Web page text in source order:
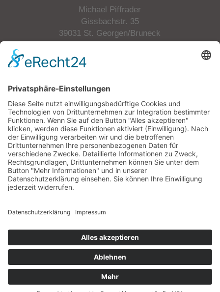
Michael Piffrader
Gissbachstr. 35
39031 St. Georgen/Bruneck
Mobil.
info@p-hofbauer.com
MwSt.-Nr: 01658200215
Datenschutz CIN: IT021013B52ZPNOI5X
powered by